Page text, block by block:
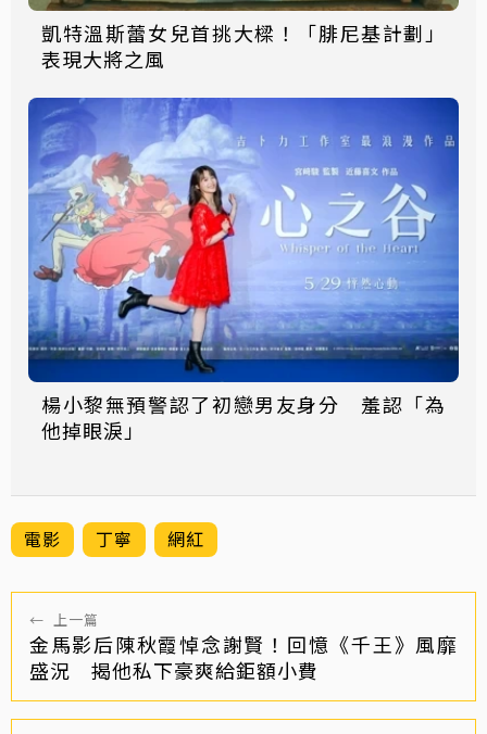
凱特溫斯蕾女兒首挑大樑！「腓尼基計劃」
表現大將之風
楊小黎無預警認了初戀男友身分 羞認「為
他掉眼淚」
電影 丁寧 網紅
← 上一篇
金馬影后陳秋霞悼念謝賢！回憶《千王》風靡
盛況 揭他私下豪爽給鉅額小費